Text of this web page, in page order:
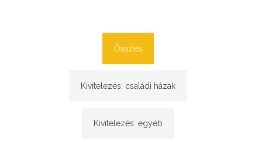
Összes
Kivitelezés: családi házak
Kivitelezés: egyéb